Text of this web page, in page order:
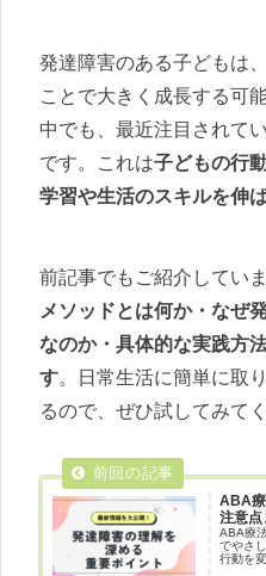
発達障害のある子どもは
ことで大きく成長する可
中でも、最近注目されて
です。これは子どもの行
学習や生活のスキルを伸
前記事でもご紹介してい
メソッドとは何か・なぜ
なのか・具体的な実践方
す。日常生活に簡単に取
るので、ぜひ試してみて
ABA療
注意点
ABA療
でやさ
行動を